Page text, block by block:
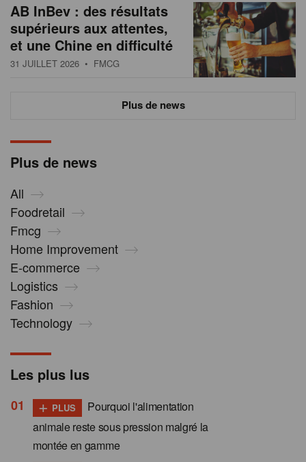
Plus de news
All
Foodretail
Fmcg
Home Improvement
E-commerce
Logistics
Fashion
Technology
AB InBev : des résultats
supérieurs aux attentes,
et une Chine en difficulté
31 JUILLET 2026 • FMCG
Plus de news
Les plus lus
+ PLUS
Pourquoi l'alimentation
animale reste sous pression malgré la
montée en gamme